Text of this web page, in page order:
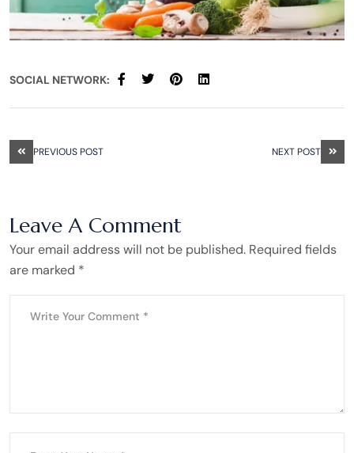
SOCIAL NETWORK:
PREVIOUS POST NEXT POST
Leave A Comment
Your email address will not be published. Required fields
are marked *